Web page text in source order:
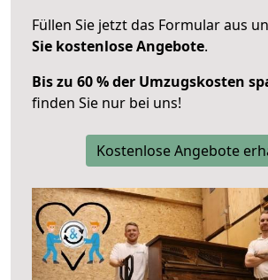
Füllen Sie jetzt das Formular aus
Sie kostenlose Angebote.
Bis zu 60 % der Umzugskosten
finden Sie nur bei uns!
Kostenlose Angebote